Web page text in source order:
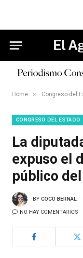
El
Home » Congreso del
CONGRESO DEL ESTADO
La
expuso el
público
BY COCO BERNAL
NO HAY COMENTARIOS